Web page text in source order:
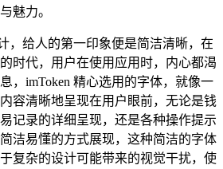
魅力。
，给人的第一印象便是简洁清晰，在
时代，用户在使用应用时，内心都渴
，imToken 精心选用的字体，就像一
容清晰地呈现在用户眼前，无论是钱
记录的详细呈现，还是各种操作提示
洁易懂的方式展现，这种简洁的字体
复杂的设计可能带来的视觉干扰，使